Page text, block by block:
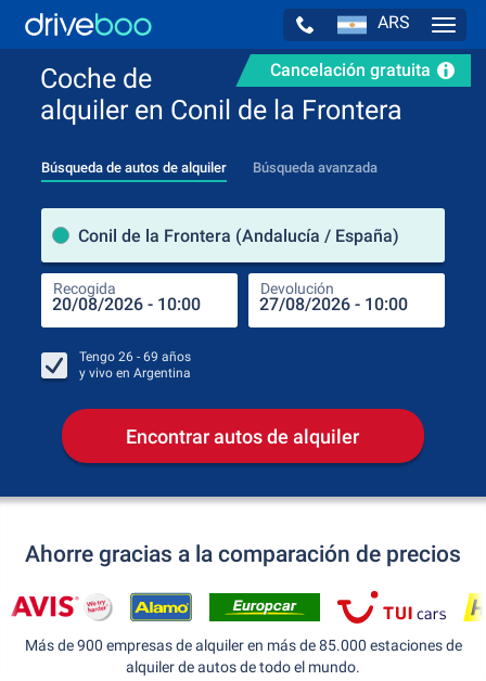
ARS
Cancelación gratuita
Coche de
alquiler en Conil de la Frontera
Búsqueda de autos de alquiler Búsqueda avanzada
Conil de la Frontera (Andalucía / España)
Recogida Devolución
Tengo 26 - 69 años
y vivo en Argentina
Encontrar autos de alquiler
Ahorre gracias a la comparación de precios
Más de 900 empresas de alquiler en más de 85.000 estaciones de
alquiler de autos de todo el mundo.